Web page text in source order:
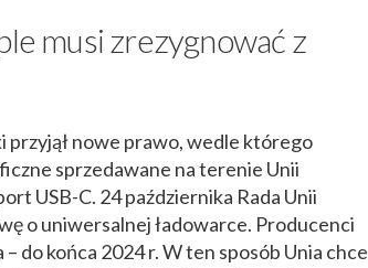
musi zrezygnować z
przyjął nowe prawo, wedle którego
sprzedawane na terenie Unii
USB-C. 24 października Rada Unii
o uniwersalnej ładowarce. Producenci
do końca 2024 r. W ten sposób Unia chce